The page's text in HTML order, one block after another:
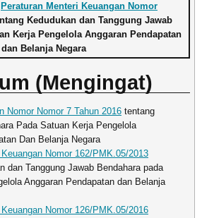
Peraturan Menteri Keuangan Nomor
Kedudukan dan Tanggung Jawab
Kerja Pengelola Anggaran Pendapatan
dan Belanja Negara
(Mengingat)
Nomor Nomor 7 Tahun 2016 tentang
Pada Satuan Kerja Pengelola
Dan Belanja Negara
Nomor 162/PMK.05/2013
dan Tanggung Jawab Bendahara pada
Anggaran Pendapatan dan Belanja
Nomor 126/PMK.05/2016